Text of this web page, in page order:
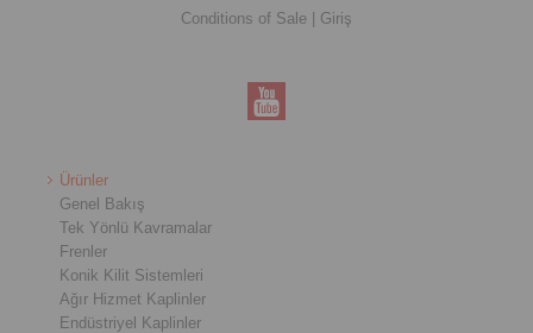
Conditions of Sale
Giriş
Ürünler
Genel Bakış
Tek Yönlü Kavramalar
Frenler
Konik Kilit Sistemleri
Ağır Hizmet Kaplinler
Endüstriyel Kaplinler